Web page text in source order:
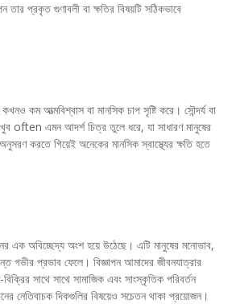
তার প্রকৃত গুণাবলী বা ক্ষতির বিষয়টি সঠিকভাবে
কম আত্মবিশ্বাস বা মানসিক চাপ সৃষ্টি করে। সৌন্দর্য বা
খুব often এমন আদর্শ চিত্র তুলে ধরে, যা সাধারণ মানুষের
করতে গিয়েই অনেকের মানসিক স্বাস্থ্যের ক্ষতি হতে
এক অবিচ্ছেদ্য অংশ হয়ে উঠেছে। এটি মানুষের মনোভাব,
গভীর প্রভাব ফেলে। বিজ্ঞাপন আমাদের জীবনযাত্রার
বিক্রির সাথে সাথে সামাজিক এবং সাংস্কৃতিক পরিবর্তন
নেতিবাচক দিকগুলির বিষয়েও সচেতন থাকা প্রয়োজন।